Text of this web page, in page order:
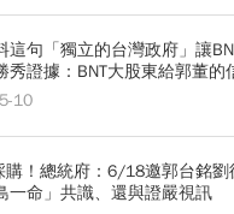
這句「獨立的台灣政府」讓
秀證據：BNT大股東給郭董的
10
購！總統府：6/18邀郭台銘劉
一命」共識、還與證嚴視訊